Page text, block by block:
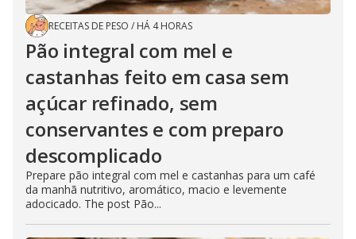
RECEITAS DE PESO / HÁ 4 HORAS
Pão integral com mel e
castanhas feito em casa sem
açúcar refinado, sem
conservantes e com preparo
descomplicado
Prepare pão integral com mel e castanhas para um café
da manhã nutritivo, aromático, macio e levemente
adocicado. The post Pão...